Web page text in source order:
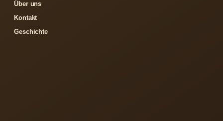
Über uns
Kontakt
Geschichte